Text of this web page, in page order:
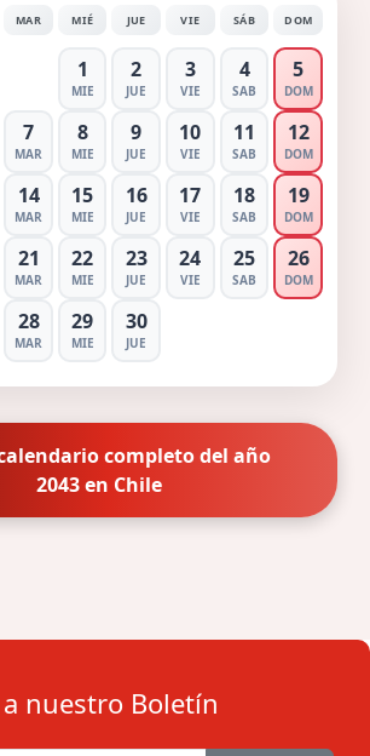
MAR MIÉ JUE VIE SÁB DOM
1
MIE
2
JUE
3
VIE
4
SAB
5
DOM
7
MAR
8
MIE
9
JUE
10
VIE
11
SAB
12
DOM
14
MAR
15
MIE
16
JUE
17
VIE
18
SAB
19
DOM
21
MAR
22
MIE
23
JUE
24
VIE
25
SAB
26
DOM
28
MAR
29
MIE
30
JUE
completo del año
2043 en Chile
nuestro Boletín